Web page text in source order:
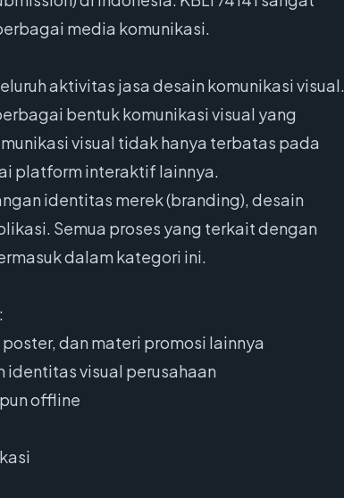
media komunikasi.
aktivitas jasa desain komunikasi visual.
bentuk komunikasi visual yang
visual tidak hanya terbatas pada
platform interaktif lainnya.
identitas merek (branding), desain
Semua proses yang terkait dengan
dalam kategori ini.
dan materi promosi lainnya
identitas visual perusahaan
offline